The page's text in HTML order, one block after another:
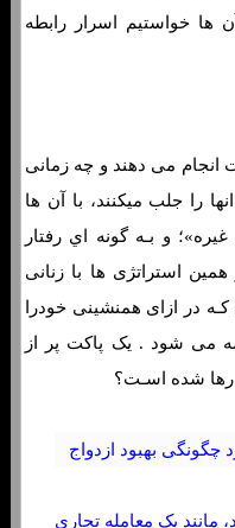
خواستیم اسرار رابطه
انجام می دهند و چه زمانی
را جلب میکنند، با آن ها
و بـه گونه اي رفتار
استراتژی ها با زنانی
کـه در ازای همنشینی خودرا
می شود . یک پاکت پر از
رها شده اسـت؟